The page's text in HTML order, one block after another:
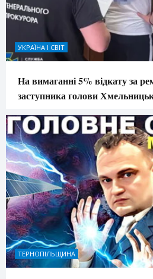
УКРАЇНА І СВІТ
На вимаганні 5% відкату за
заступника голови
ТЕРНОПІЛЬЩИНА